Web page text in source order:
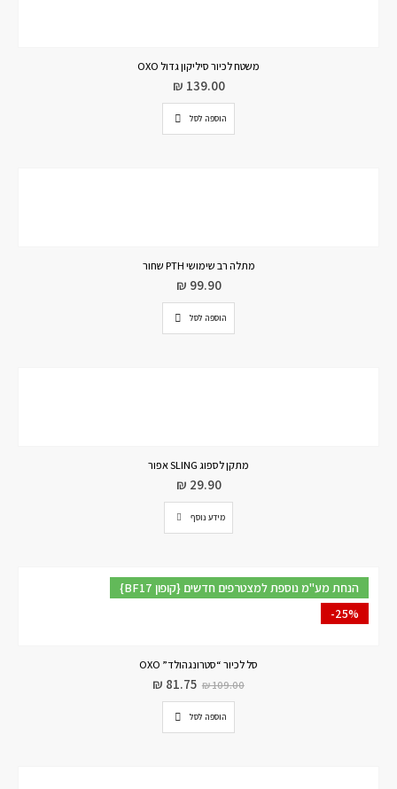
משטח לכיור סיליקון גדול OXO
₪ 139.00
הוספה לסל
מתלה רב שימושי PTH שחור
₪ 99.90
הוספה לסל
מתקן לספוג SLING אפור
₪ 29.90
מידע נוסף
{BF17 קופון} הנחת מע"מ נוספת למצטרפים חדשים
-25%
סל לכיור “סטרונגהולד” OXO
₪109.00
₪ 81.75
הוספה לסל